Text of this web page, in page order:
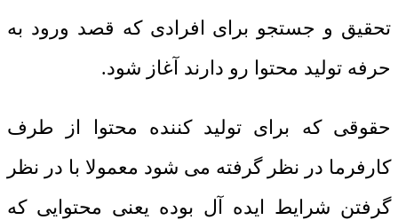
تحقیق و جستجو برای افرادی که قصد ورود به
حرفه تولید محتوا رو دارند آغاز شود.
حقوقی که برای تولید کننده محتوا از طرف
کارفرما در نظر گرفته می شود معمولا با در نظر
گرفتن شرایط ایده آل بوده یعنی محتوایی که